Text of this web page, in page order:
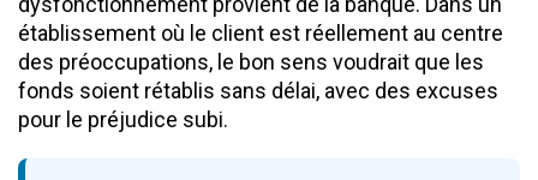
établissement où le client est réellement au centre
des préoccupations, le bon sens voudrait que les
fonds soient rétablis sans délai, avec des excuses
pour le préjudice subi.